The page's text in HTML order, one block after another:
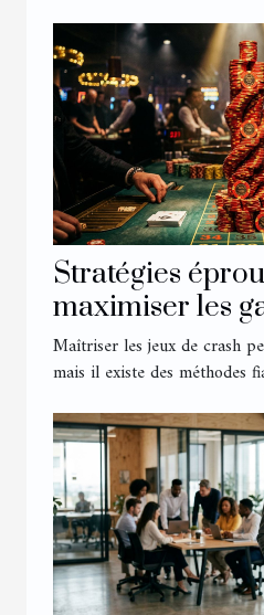
Stratégies
maximiser les
jeux de crash
Maîtriser les jeux de crash
mais il existe des méthodes